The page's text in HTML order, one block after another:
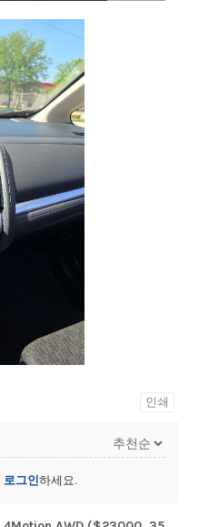
인쇄
로그인하세요.